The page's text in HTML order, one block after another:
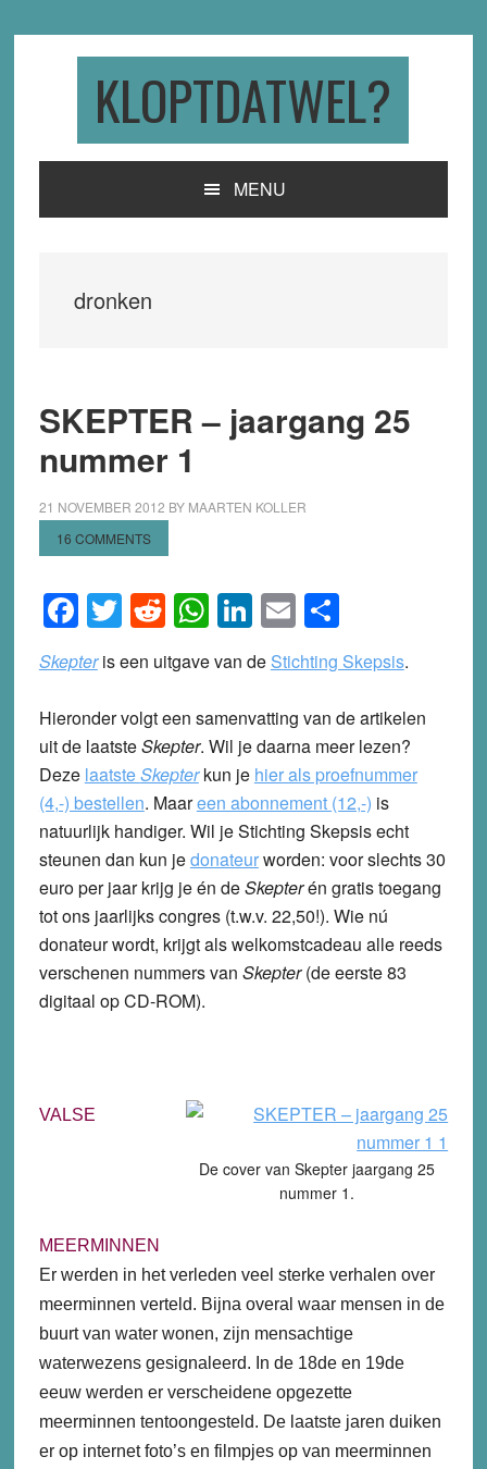
KLOPTDATWEL?
MENU
dronken
SKEPTER – jaargang 25
nummer 1
21 NOVEMBER 2012 BY MAARTEN KOLLER
16 COMMENTS
Facebook
Twitter
Reddit
WhatsApp
LinkedIn
EmailShare
Skepteris een uitgave van de Stichting Skepsis.
Hieronder volgt een samenvatting van de artikelen
uit de laatsteSkepter. Wil je daarna meer lezen?
Deze laatsteSkepterkun je hier als proefnummer
(4,-) bestellen. Maareen abonnement (12,-) is
natuurlijk handiger. Wil je Stichting Skepsis echt
steunen dan kun jedonateurworden: voor slechts 30
euro per jaar krijg je én deSkepterén gratis toegang
tot ons jaarlijks congres (t.w.v. 22,50!). Wie nú
donateur wordt, krijgt als welkomstcadeau alle reeds
verschenen nummers van Skepter(de eerste 83
digitaal op CD-ROM).
De cover van Skepter jaargang 25
nummer 1.
VALSE
MEERMINNEN
Er werden in het verleden veel sterke verhalen over
meerminnen verteld. Bijna overal waar mensen in de
buurt van water wonen, zijn mensachtige
waterwezens gesignaleerd. In de 18de en 19de
eeuw werden er verscheidene opgezette
meerminnen tentoongesteld. De laatste jaren duiken
er op internet foto’s en filmpjes op van meerminnen